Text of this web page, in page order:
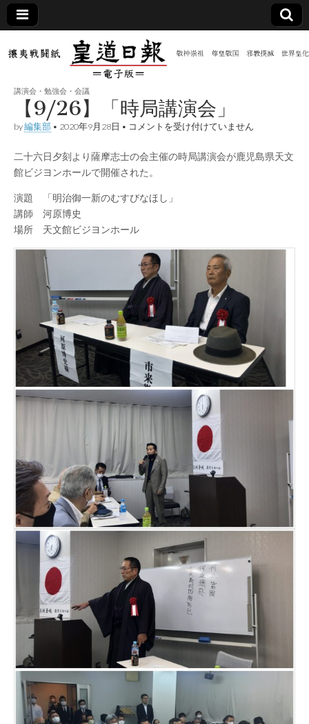
皇道
日報
（防
共新
聞）
電子
版
敬神
尊皇
｜昭
和八
年創
刊
実
践
攘夷
紙
講演会・勉強会・会議
【9/26】「時局講演会」
by編集部 • 2020年9月28日 • 【9/26】
講
演
会」
コメントを受け付けていません
二十六日夕刻より薩摩志士の会主催の時局講演会が鹿児島県天文
館ビジヨンホールで開催された。
演題 「明治御一新のむすびなほし」
講師 河原博史
場所 天文館ビジヨンホール